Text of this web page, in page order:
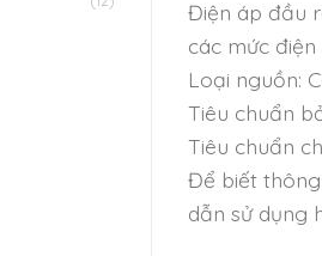
Điện áp đầu
các mức
Loại nguồn:
Tiêu chuẩn
Tiêu chuẩn
Để biết thông
dẫn sử dụng